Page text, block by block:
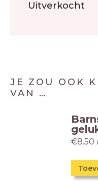
Uitverkocht
JE ZOU OOK
VAN …
€8.50